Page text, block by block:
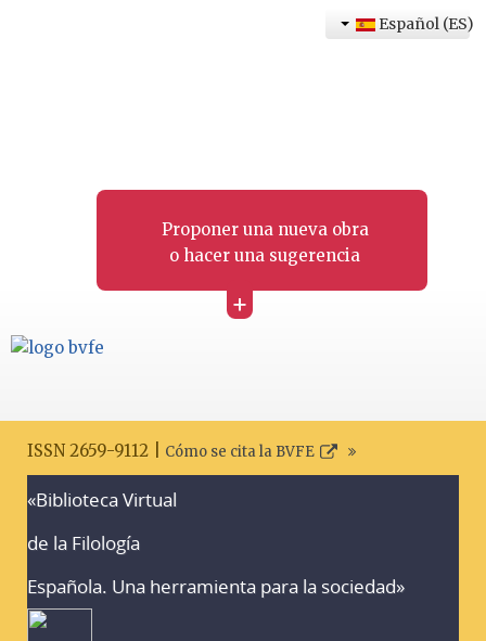
Proponer una nueva obra
o hacer una sugerencia
+
Español (ES)
ISSN 2659-9112 | Cómo se cita la BVFE
«Biblioteca Virtual
de la Filología
Española. Una herramienta para la sociedad»